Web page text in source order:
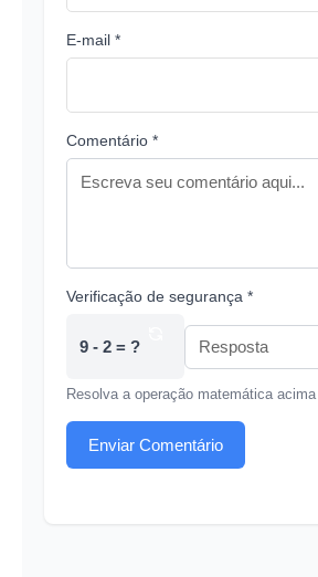
E-mail *
Comentário *
Verificação de segurança *
9 - 2 = ?
Resolva a operação matemática acima
Enviar Comentário